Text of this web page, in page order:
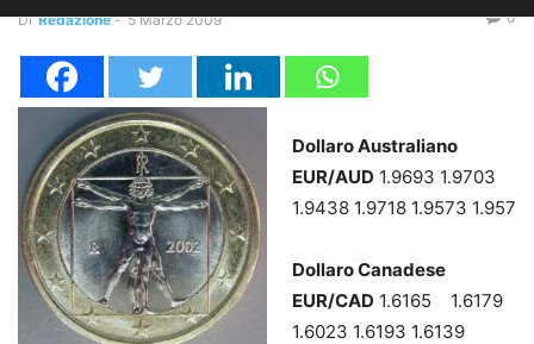
Di Redazione - 5 Marzo 2009 0
Dollaro Australiano
EUR/AUD 1.9693 1.9703
1.9438 1.9718 1.9573 1.957
Dollaro Canadese
EUR/CAD 1.6165 1.6179
1.6023 1.6193 1.6139